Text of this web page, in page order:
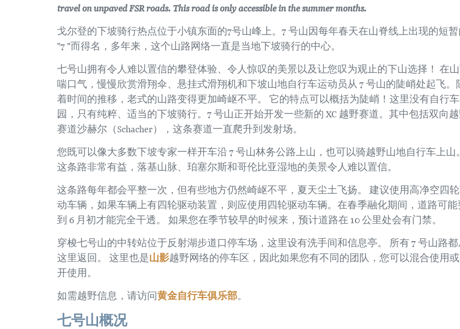
travel on unpaved FSR roads. This road is only accessible in the summer months.
戈尔登的下坡骑行热点位于小镇东面的7号山峰上。7 号山因每年春天在山脊线上出现的短
"7 "而得名，多年来，这个山路网络一直是当地下坡骑行的中心。
七号山拥有令人难以置信的攀登体验、令人惊叹的美景以及让您叹为观止的下山选择！ 在
喘口气，慢慢欣赏滑翔伞、悬挂式滑翔机和下坡山地自行车运动员从 7 号山的陡峭处起飞。
着时间的推移，老式的山路变得更加崎岖不平。 它的特点可以概括为陡峭！这里没有自行
园，只有纯粹、适当的下坡骑行。7 号山正开始开发一些新的 XC 越野赛道。其中包括双向
赛道沙赫尔（Schacher），这条赛道一直爬升到发射场。
您既可以像大多数下坡专家一样开车沿 7 号山林务公路上山，也可以骑越野山地自行车上山。
这条路非常有益，落基山脉、珀塞尔斯和哥伦比亚湿地的美景令人难以置信。
这条路每年都会平整一次，但有些地方仍然崎岖不平，夏天尘土飞扬。 建议使用高净空四
动车辆，如果车辆上有四轮驱动装置，则应使用四轮驱动车辆。在春季融化期间，道路可能
到 6 月初才能完全干透。 如果您在季节较早的时候来，预计道路在 10 公里处会有门禁。
穿梭七号山的中转站位于反射湖步道口停车场，这里设有洗手间和信息亭。 所有 7 号山路都
这里返回。 这里也是山影越野网络的停车区，因此如果您有不同的团队，您可以混合使用
开使用。
如需越野信息，请访问黄金自行车俱乐部。
七号山概况